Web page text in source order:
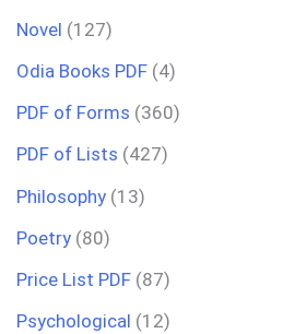
Novel (127)
Odia Books PDF (4)
PDF of Forms (360)
PDF of Lists (427)
Philosophy (13)
Poetry (80)
Price List PDF (87)
Psychological (12)